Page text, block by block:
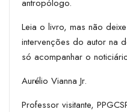
antropólogo.
Leia o livro, mas não
intervenções do autor na
só acompanhar o
Aurélio Vianna Jr.
Professor visitante,